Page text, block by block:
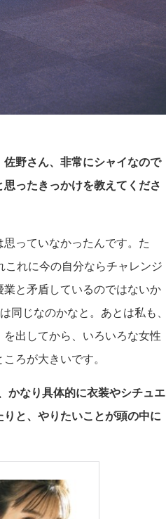
野さん、非常にシャイなので
ったきっかけを教えてくださ
っていなかったんです。た
れに今の自分ならチャレンジ
と矛盾しているのではないか
同じなのかなと。あとは私も、
出してから、いろいろな女性
ろが大きいです。
なり具体的に衣装やシチュエ
と、やりたいことが頭の中に